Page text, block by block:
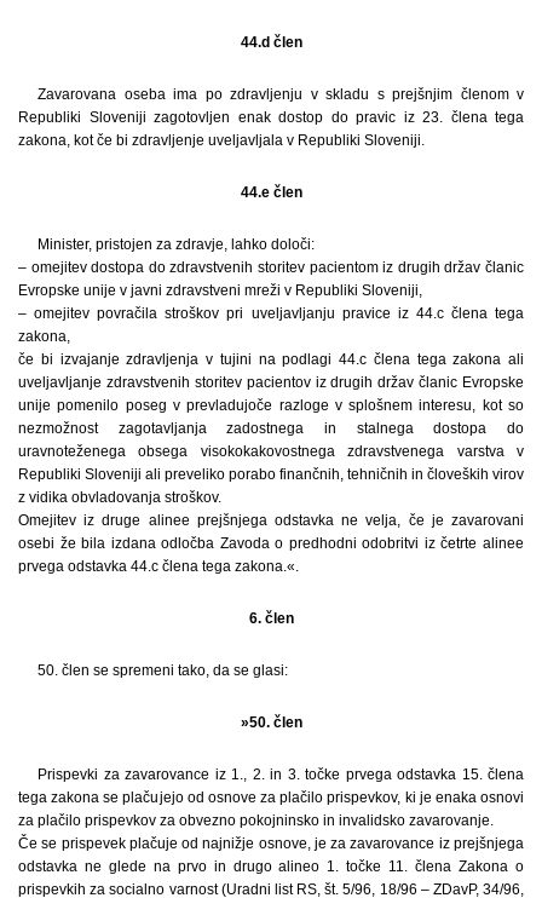
44.d člen
Zavarovana oseba ima po zdravljenju v skladu s prejšnjim členom v
Republiki Sloveniji zagotovljen enak dostop do pravic iz 23. člena tega
zakona, kot če bi zdravljenje uveljavljala v Republiki Sloveniji.
44.e člen
Minister, pristojen za zdravje, lahko določi:
– omejitev dostopa do zdravstvenih storitev pacientom iz drugih držav članic
Evropske unije v javni zdravstveni mreži v Republiki Sloveniji,
– omejitev povračila stroškov pri uveljavljanju pravice iz 44.c člena tega
zakona,
če bi izvajanje zdravljenja v tujini na podlagi 44.c člena tega zakona ali
uveljavljanje zdravstvenih storitev pacientov iz drugih držav članic Evropske
unije pomenilo poseg v prevladujoče razloge v splošnem interesu, kot so
nezmožnost zagotavljanja zadostnega in stalnega dostopa do
uravnoteženega obsega visokokakovostnega zdravstvenega varstva v
Republiki Sloveniji ali preveliko porabo finančnih, tehničnih in človeških virov
z vidika obvladovanja stroškov.
Omejitev iz druge alinee prejšnjega odstavka ne velja, če je zavarovani
osebi že bila izdana odločba Zavoda o predhodni odobritvi iz četrte alinee
prvega odstavka 44.c člena tega zakona.«.
6. člen
50. člen se spremeni tako, da se glasi:
»50. člen
Prispevki za zavarovance iz 1., 2. in 3. točke prvega odstavka 15. člena
tega zakona se plačujejo od osnove za plačilo prispevkov, ki je enaka osnovi
za plačilo prispevkov za obvezno pokojninsko in invalidsko zavarovanje.
Če se prispevek plačuje od najnižje osnove, je za zavarovance iz prejšnjega
odstavka ne glede na prvo in drugo alineo 1. točke 11. člena Zakona o
prispevkih za socialno varnost (Uradni list RS, št. 5/96, 18/96 – ZDavP, 34/96,